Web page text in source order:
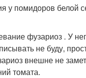
у помидоров белой
фузариоз . У
не буду,
внешне не
томата.